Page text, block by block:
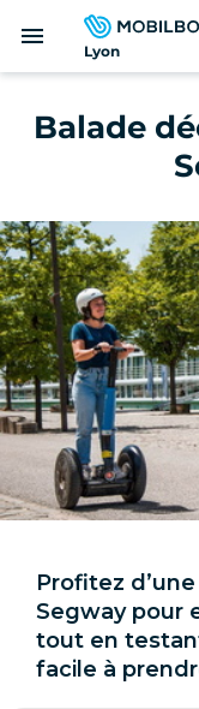
Lyon
menu
Balade
Profitez
Segway pour
tout en
facile à